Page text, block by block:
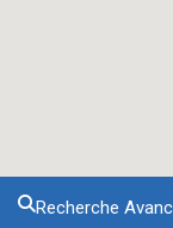
Recherche